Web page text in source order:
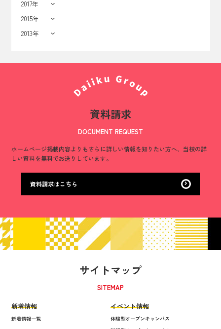
2017年
2015年
2013年
資料請求
DOCUMENT REQUEST
ホームページ掲載内容よりもさらに詳しい情報を知りたい方へ、 当校の詳
しい資料を無料でお送りしています。
資料請求はこちら
サイトマップ
SITEMAP
新着情報
新着情報一覧
イベント情報
体験型オープンキャンパス